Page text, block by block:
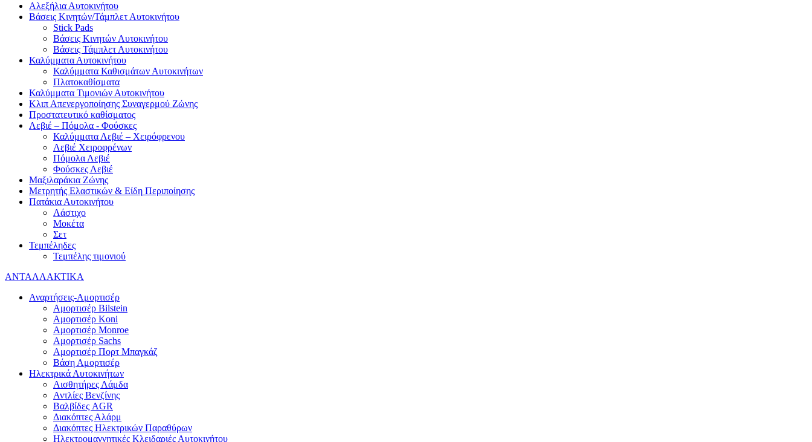
Αλεξήλια Αυτοκινήτου
Βάσεις Κινητών/Τάμπλετ Αυτοκινήτου
Stick Pads
Βάσεις Κινητών Αυτοκινήτου
Βάσεις Τάμπλετ Αυτοκινήτου
Καλύμματα Αυτοκινήτου
Καλύμματα Καθισμάτων Αυτοκινήτων
Πλατοκαθίσματα
Καλύμματα Τιμονιών Αυτοκινήτου
Κλιπ Απενεργοποίησης Συναγερμού Ζώνης
Προστατευτικό καθίσματος
Λεβιέ – Πόμολα - Φούσκες
Καλύμματα Λεβιέ – Χειρόφρενου
Λεβιέ Χειροφρένων
Πόμολα Λεβιέ
Φούσκες Λεβιέ
Μαξιλαράκια Ζώνης
Μετρητής Ελαστικών & Είδη Περιποίησης
Πατάκια Αυτοκινήτου
Λάστιχο
Μοκέτα
Σετ
Τεμπέληδες
Τεμπέλης τιμονιού
ΑΝΤΑΛΛΑΚΤΙΚΑ
Αναρτήσεις-Αμορτισέρ
Αμορτισέρ Bilstein
Αμορτισέρ Koni
Αμορτισέρ Monroe
Αμορτισέρ Sachs
Αμορτισέρ Πορτ Μπαγκάζ
Βάση Αμορτισέρ
Ηλεκτρικά Αυτοκινήτων
Αισθητήρες Λάμδα
Αντλίες Βενζίνης
Βαλβίδες AGR
Διακόπτες Αλάρμ
Διακόπτες Ηλεκτρικών Παραθύρων
Ηλεκτρομαγνητικές Κλειδαριές Αυτοκινήτου